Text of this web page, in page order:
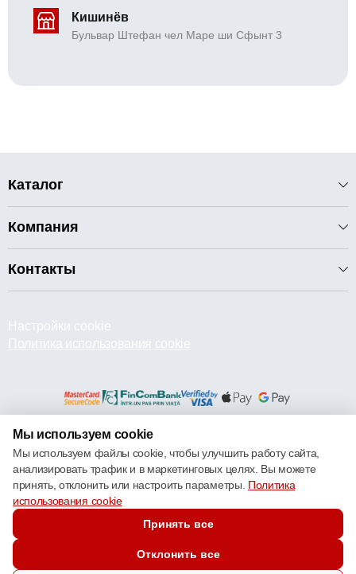
Кишинёв
Бульвар Штефан чел Маре ши Сфынт 3
Каталог
Компания
Контакты
Настройки cookie
Политика использования cookie
© 2013 – 2026 ECOM
Мы используем cookie
Мы используем файлы cookie, чтобы улучшить работу сайта,
анализировать трафик и в маркетинговых целях. Вы можете
принять, отклонить или настроить параметры. Политика
использования cookie
Принять все
Отклонить все